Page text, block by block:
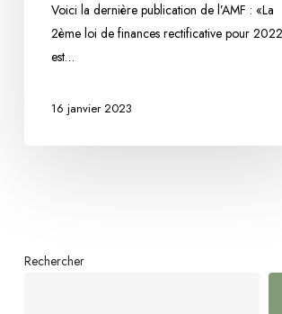
d’aménagement
Voici la dernière publication de l’AMF : «La
2ème loi de finances rectificative pour 2022
est…
16 janvier 2023
Rechercher